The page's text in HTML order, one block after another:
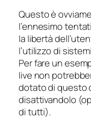
Questo è
l’ennesimo
la libertà
l’utilizzo di
Per fare un
live non
dotato di questo
disattivandolo
di tutti).